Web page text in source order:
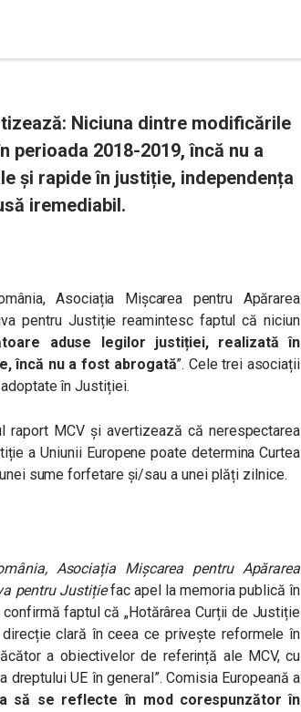
Niciuna dintre modificările
2018-2019, încă nu a
și rapide în justiție, independența
iremediabil.
Asociația Mișcarea pentru Apărarea
pentru Justiție reamintesc faptul că niciun
aduse legilor justiției, realizată în
încă nu a fost abrogată”. Cele trei asociații
în Justiției.
raport MCV și avertizează că nerespectarea
a Uniunii Europene poate determina Curtea
sume forfetare și/sau a unei plăți zilnice.
Asociația Mișcarea pentru Apărarea
pentru Justițiefac apel la memoria publică în
faptul că „Hotărârea Curții de Justiție
clară în ceea ce privește reformele în
a obiectivelor de referință ale MCV, cu
UE în general”. Comisia Europeană a
să se reflecte în mod corespunzător în